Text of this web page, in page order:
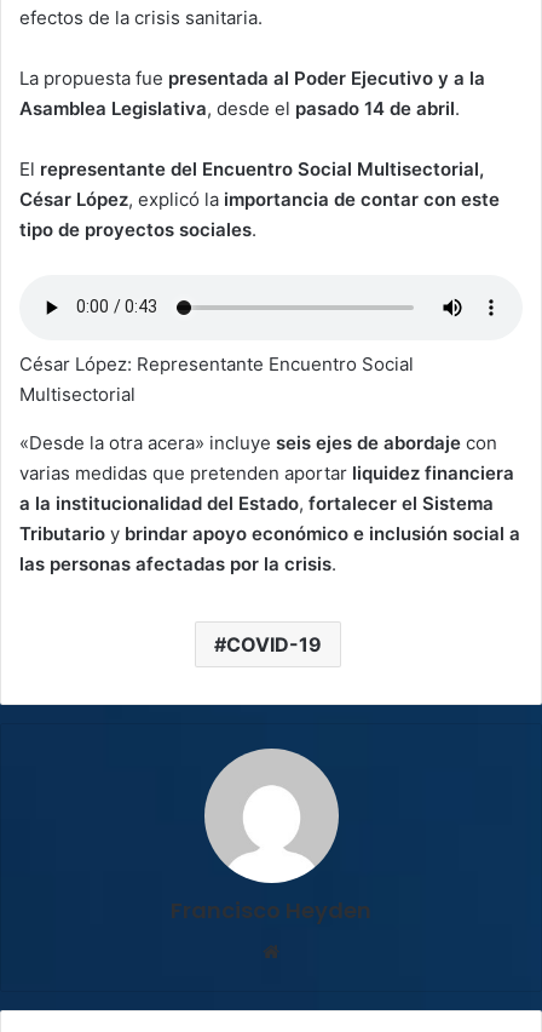
efectos de la crisis sanitaria.
La propuesta fue presentada al Poder Ejecutivo y a la
Asamblea Legislativa, desde el pasado 14 de abril.
El representante del Encuentro Social Multisectorial,
César López, explicó la importancia de contar con este
tipo de proyectos sociales.
César López: Representante Encuentro Social
Multisectorial
«Desde la otra acera» incluye seis ejes de abordaje con
varias medidas que pretenden aportar liquidez financiera
a la institucionalidad del Estado, fortalecer el Sistema
Tributario y brindar apoyo económico e inclusión social a
las personas afectadas por la crisis.
COVID-19
Francisco Heyden